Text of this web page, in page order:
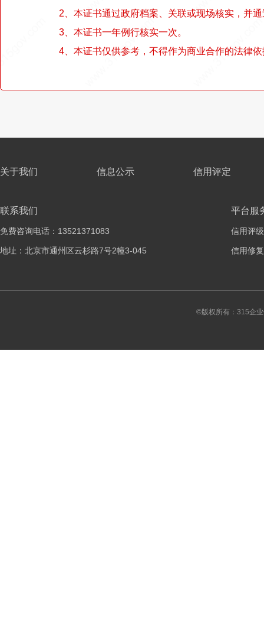
2、本证书通过政府档案、关联或现场核实，并
3、本证书一年例行核实一次。
4、本证书仅供参考，不得作为商业合作的法律
关于我们 信息公示 信用评定
联系我们
免费咨询电话：13521371083
地址：北京市通州区云杉路7号2幢3-045
平台服
信用评级
信用修复
©版权所有：315企